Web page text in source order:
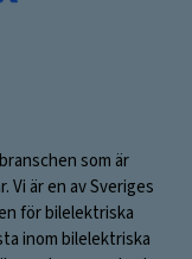
som är
Vi är en av Sveriges
för bilelektriska
inom bilelektriska